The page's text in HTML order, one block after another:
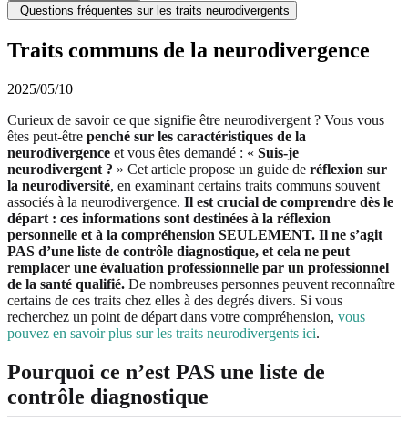
Questions fréquentes sur les traits neurodivergents
Traits communs de la neurodivergence
2025/05/10
Curieux de savoir ce que signifie être neurodivergent ? Vous vous
êtes peut-être penché sur les caractéristiques de la
neurodivergence et vous êtes demandé : « Suis-je
neurodivergent ? » Cet article propose un guide de réflexion sur
la neurodiversité, en examinant certains traits communs souvent
associés à la neurodivergence. Il est crucial de comprendre dès le
départ : ces informations sont destinées à la réflexion
personnelle et à la compréhension SEULEMENT. Il ne s’agit
PAS d’une liste de contrôle diagnostique, et cela ne peut
remplacer une évaluation professionnelle par un professionnel
de la santé qualifié. De nombreuses personnes peuvent reconnaître
certains de ces traits chez elles à des degrés divers. Si vous
recherchez un point de départ dans votre compréhension, vous
pouvez en savoir plus sur les traits neurodivergents ici.
Pourquoi ce n’est PAS une liste de
contrôle diagnostique